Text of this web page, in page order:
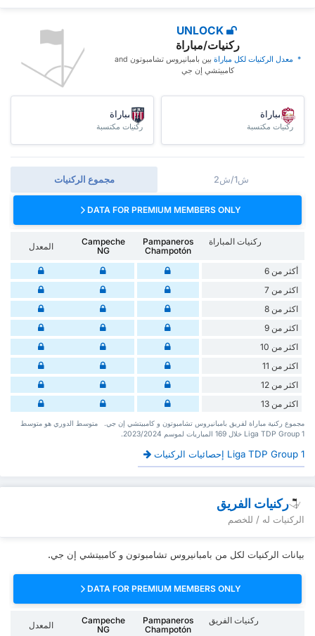
UNLOCK
ركنيات/مباراة
* ‏ ‏معدل الركنيات لكل مباراة
‏بين بامبانيروس تشامبوتون and
كامبيتشي إن جي
/مباراة
ركنيات مكتسبة
/مباراة
ركنيات مكتسبة
مجموع الركنيات ش1/ش2
DATA FOR PREMIUM MEMBERS ONLY
ركنيات المباراة
Pampaneros
Champotón
Campeche
NG
المعدل
أكثر من 6
اكثر من 7
اكثر من 8
اكثر من 9
اكثر من 10
اكثر من 11
اكثر من 12
اكثر من 13
‏مجموع ركنية مباراة لفريق بامبانيروس تشامبوتون و كامبيتشي إن جي. ‏‏ ‏ ‏متوسط الدوري هو متوسط
Liga TDP Group 1 ‏خلال 169 ‏المباريات لموسم 2023/2024.
Liga TDP Group 1 إحصائيات الركنيات
ركنيات الفريق
الركنيات له / للخصم
بيانات الركنيات لكل من بامبانيروس تشامبوتون و كامبيتشي إن جي.
DATA FOR PREMIUM MEMBERS ONLY
ركنيات الفريق
Pampaneros
Champotón
Campeche
NG
المعدل